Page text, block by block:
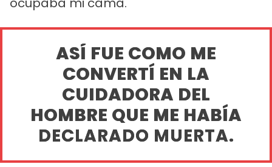
ASÍ FUE COMO ME
CONVERTÍ EN LA
CUIDADORA DEL
HOMBRE QUE ME HABÍA
DECLARADO MUERTA.